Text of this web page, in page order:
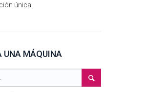
única.
UNA MÁQUINA